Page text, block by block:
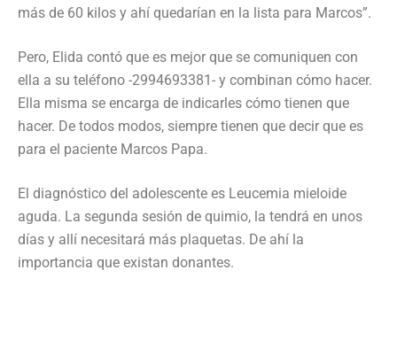
más de 60 kilos y ahí quedarían en la lista para Marcos”.
Pero, Elida contó que es mejor que se comuniquen con
ella a su teléfono -2994693381- y combinan cómo hacer.
Ella misma se encarga de indicarles cómo tienen que
hacer. De todos modos, siempre tienen que decir que es
para el paciente Marcos Papa.
El diagnóstico del adolescente es Leucemia mieloide
aguda. La segunda sesión de quimio, la tendrá en unos
días y allí necesitará más plaquetas. De ahí la
importancia que existan donantes.